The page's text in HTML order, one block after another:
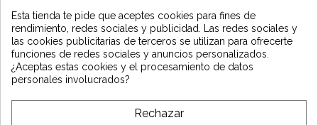
suscribiéndose y manténgase informado de
las últimas noticias de Vintage Motors
*Dès 99€ d'achat. En vous abonnant à notre newsletter, vous reconnaissez avoir pris
l'acceptez.
Esta tienda te pide que aceptes cookies para fines de
rendimiento, redes sociales y publicidad. Las redes sociales y
las cookies publicitarias de terceros se utilizan para ofrecerte
funciones de redes sociales y anuncios personalizados.
¿Aceptas estas cookies y el procesamiento de datos
personales involucrados?
Rechazar